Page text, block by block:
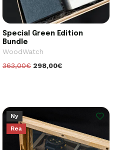
Special Green Edition
Bundle
WoodWatch
363,00€ 298,00€
Ny
Rea